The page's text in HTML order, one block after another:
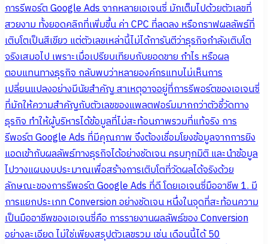
การรีพอร์ต Google Ads จากหลายเอเจนซี่ มักเต็มไปด้วยตัวเลขที่
สวยงาม ทั้งยอดคลิกที่เพิ่มขึ้น ค่า CPC ที่ลดลง หรือกราฟผลลัพธ์ที่
เติบโตเป็นสีเขียว แต่ตัวเลขเหล่านี้ไม่ได้การันตีว่าธุรกิจกำลังเติบโต
จริงเสมอไป เพราะเมื่อเปรียบเทียบกับยอดขาย กำไร หรือผล
ตอบแทนทางธุรกิจ กลับพบว่าหลายองค์กรแทบไม่เห็นการ
เปลี่ยนแปลงอย่างมีนัยสำคัญ สาเหตุอาจอยู่ที่การรีพอร์ตของเอเจนซี่
ที่มักให้ความสำคัญกับตัวเลขของแพลตฟอร์มมากกว่าตัวชี้วัดทาง
ธุรกิจ ทำให้ผู้บริหารได้ข้อมูลที่ไม่สะท้อนภาพรวมที่แท้จริง การ
รีพอร์ต Google Ads ที่มีคุณภาพ จึงต้องเชื่อมโยงข้อมูลจากการยิง
แอดเข้ากับผลลัพธ์ทางธุรกิจได้อย่างชัดเจน ครบทุกมิติ และนำข้อมูล
ไปวางแผนงบประมาณเพื่อสร้างการเติบโตที่วัดผลได้จริงด้วย
ลักษณะของการรีพอร์ต Google Ads ที่ดี โดยเอเจนซี่มืออาชีพ 1. มี
การแยกประเภท Conversion อย่างชัดเจน หนึ่งในจุดที่สะท้อนความ
เป็นมืออาชีพของเอเจนซี่คือ การรายงานผลลัพธ์ของ Conversion
อย่างละเอียด ไม่ใช่เพียงสรุปตัวเลขรวม เช่น เดือนนี้ได้ 50